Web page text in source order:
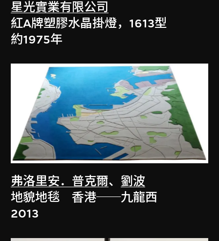
星光實業有限公司
紅A牌塑膠水晶掛燈，1613型
約1975年
弗洛里安．普克爾、 劉波
地貌地毯 香港──九龍西
2013